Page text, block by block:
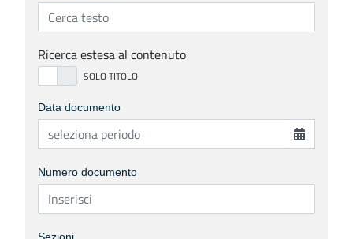
Ricerca estesa al contenuto
Data documento
Numero documento